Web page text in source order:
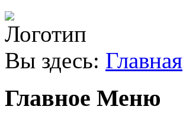
Вы здесь: Главная
Главное Меню